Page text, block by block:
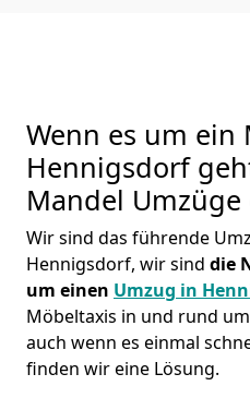
Wenn es um ein
Hennigsdorf
Mandel
Wir sind das führende
Hennigsdorf, wir sind die
um einen Umzug in
Möbeltaxis in und rund
auch wenn es einmal
finden wir eine Lösung.